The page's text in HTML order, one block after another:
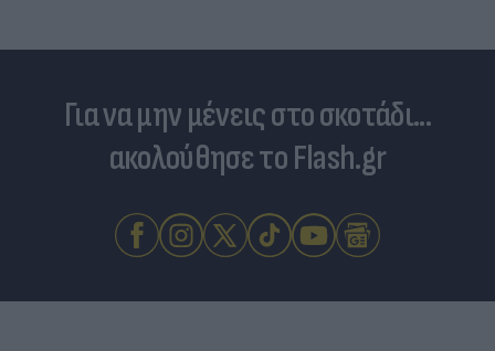
Για να μην μένεις στο σκοτάδι...
ακολούθησε το Flash.gr